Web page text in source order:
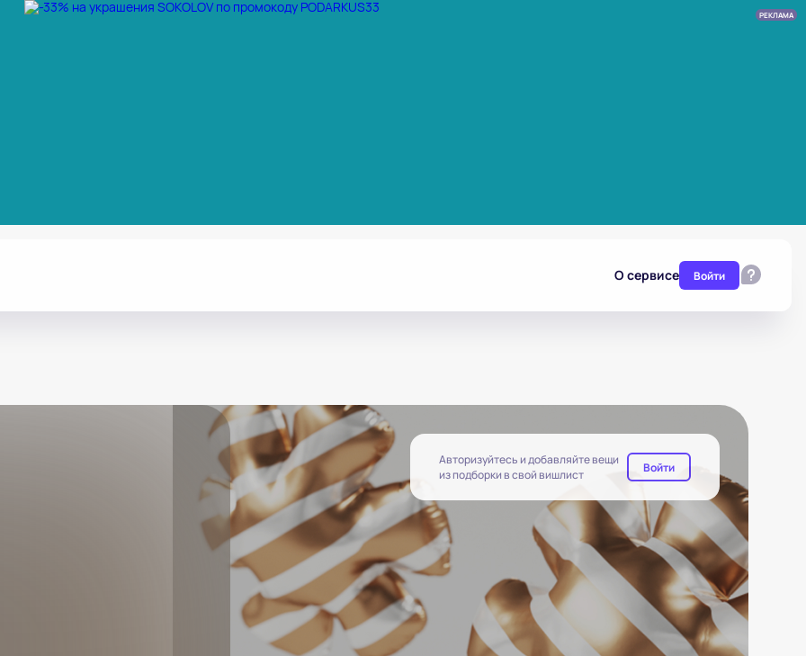
РЕКЛАМА
О сервисе Войти
Авторизуйтесь и добавляйте вещи
из подборки в свой вишлист
Войти